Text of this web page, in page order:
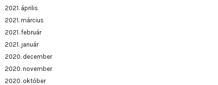
2021. április
2021. március
2021. február
2021. január
2020. december
2020. november
2020. október